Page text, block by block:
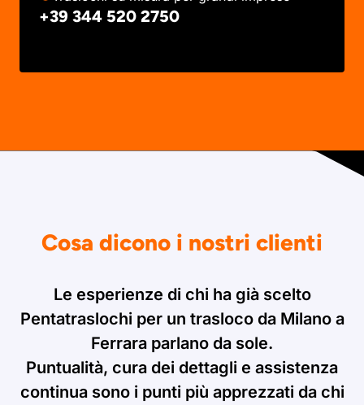
+39 344 520 2750
Cosa dicono i nostri clienti
Le esperienze di chi ha già scelto
Pentatraslochi per un trasloco da Milano a
Ferrara parlano da sole.
Puntualità, cura dei dettagli e assistenza
continua sono i punti più apprezzati da chi